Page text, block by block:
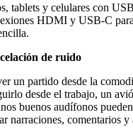
tablets y celulares con
HDMI y USB-C
de ruido
un partido desde la
desde el trabajo, un
buenos audífonos
narraciones, comentarios y